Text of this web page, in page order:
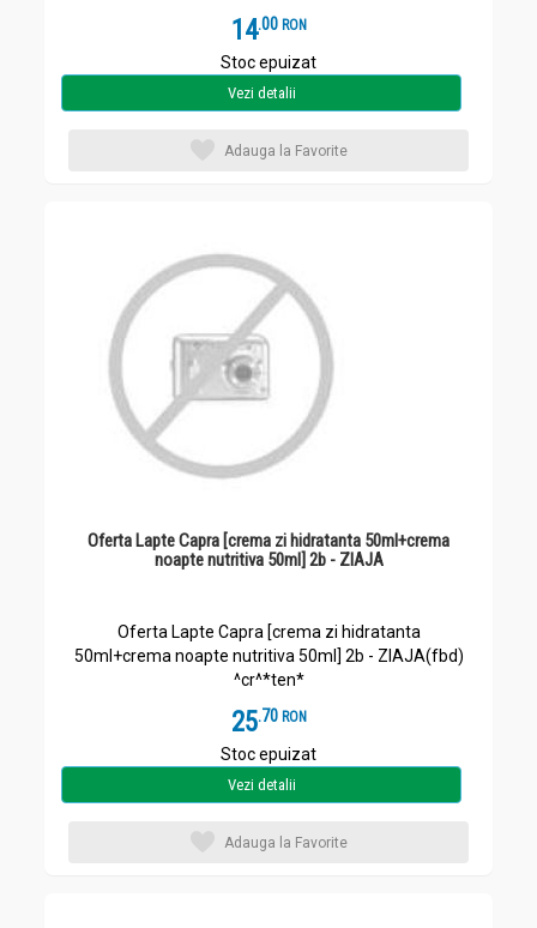
14.0 RON
Stoc epuizat
Vezi detalii
Adauga la Favorite
Oferta Lapte Capra [crema zi hidratanta 50ml+crema
noapte nutritiva 50ml] 2b - ZIAJA
Oferta Lapte Capra [crema zi hidratanta
50ml+crema noapte nutritiva 50ml] 2b - ZIAJA(fbd)
^cr^*ten*
25.7 RON
Stoc epuizat
Vezi detalii
Adauga la Favorite